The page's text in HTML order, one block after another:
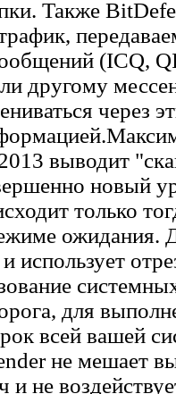
Также
(ICQ,
другому
через
выводит
новый
только
ожидания.
использует
для
всей вашей
не мешает
и не